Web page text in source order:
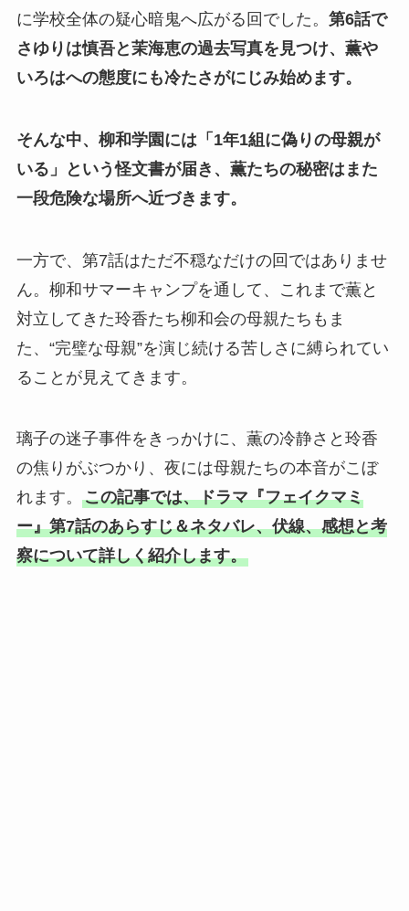
に学校全体の疑心暗鬼へ広がる回でした。 第6話で
さゆりは慎吾と茉海恵の過去写真を見つけ、薫や
いろはへの態度にも冷たさがにじみ始めます。
そんな中、柳和学園には「1年1組に偽りの母親が
いる」という怪文書が届き、薫たちの秘密はまた
一段危険な場所へ近づきます。
一方で、第7話はただ不穏なだけの回ではありませ
ん。柳和サマーキャンプを通して、これまで薫と
対立してきた玲香たち柳和会の母親たちもま
た、“完璧な母親”を演じ続ける苦しさに縛られてい
ることが見えてきます。
璃子の迷子事件をきっかけに、薫の冷静さと玲香
の焦りがぶつかり、夜には母親たちの本音がこぼ
れます。 この記事では、ドラマ『フェイクマミ
ー』第7話のあらすじ＆ネタバレ、伏線、感想と考
察について詳しく紹介します。